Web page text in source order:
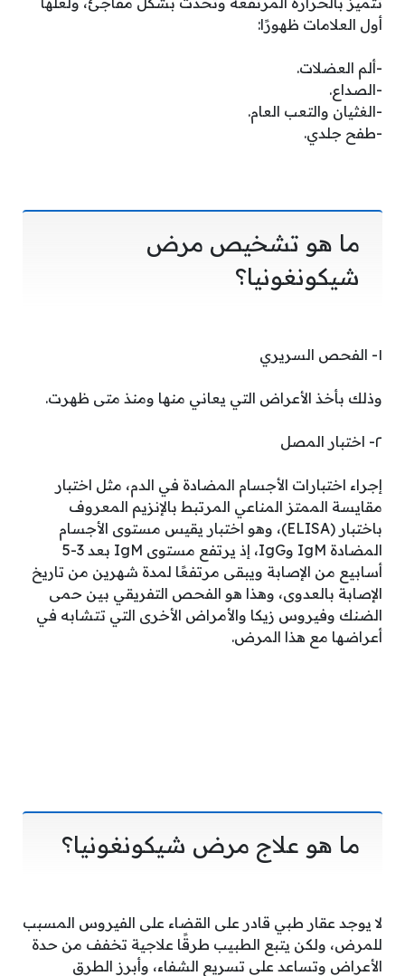
أول العلامات ظهورًا:
-ألم العضلات.
-الصداع.
-الغثيان والتعب العام.
-طفح جلدي.
ما هو تشخيص مرض
شيكونغونيا؟
١- الفحص السريري
وذلك بأخذ الأعراض التي يعاني منها ومنذ متى ظهرت.
٢- اختبار المصل
إجراء اختبارات الأجسام المضادة في الدم، مثل اختبار
مقايسة الممتز المناعي المرتبط بالإنزيم المعروف
باختبار (ELISA)، وهو اختبار يقيس مستوى الأجسام
المضادة IgM وIgG، إذ يرتفع مستوى IgM بعد 3-5
أسابيع من الإصابة ويبقى مرتفعًا لمدة شهرين من تاريخ
الإصابة بالعدوى، وهذا هو الفحص التفريقي بين حمى
الضنك وفيروس زيكا والأمراض الأخرى التي تتشابه في
أعراضها مع هذا المرض.
ما هو علاج مرض شيكونغونيا؟
لا يوجد عقار طبي قادر على القضاء على الفيروس المسبب
للمرض، ولكن يتبع الطبيب طرقًا علاجية تخفف من حدة
الأعراض وتساعد على تسريع الشفاء، وأبرز الطرق